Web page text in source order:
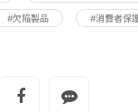
#欠陥製品 #消費者保